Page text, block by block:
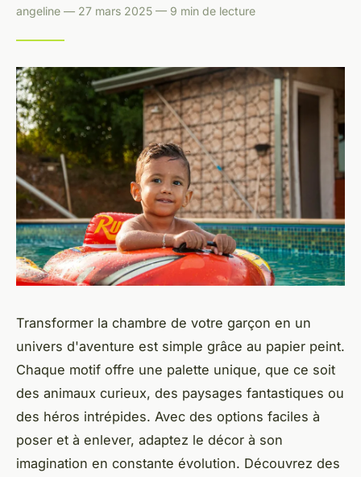
angeline — 27 mars 2025 — 9 min de lecture
Transformer la chambre de votre garçon en un
univers d'aventure est simple grâce au papier peint.
Chaque motif offre une palette unique, que ce soit
des animaux curieux, des paysages fantastiques ou
des héros intrépides. Avec des options faciles à
poser et à enlever, adaptez le décor à son
imagination en constante évolution. Découvrez des